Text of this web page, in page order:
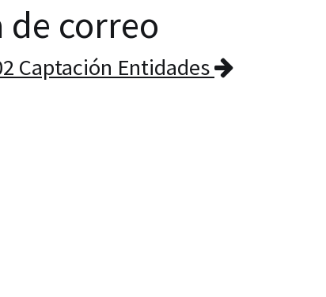
correo
Captación Entidades